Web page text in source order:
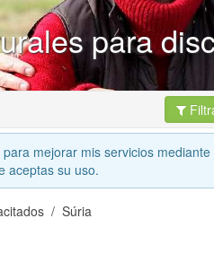
para
mejorar mis servicios
aceptas su uso.
Súria